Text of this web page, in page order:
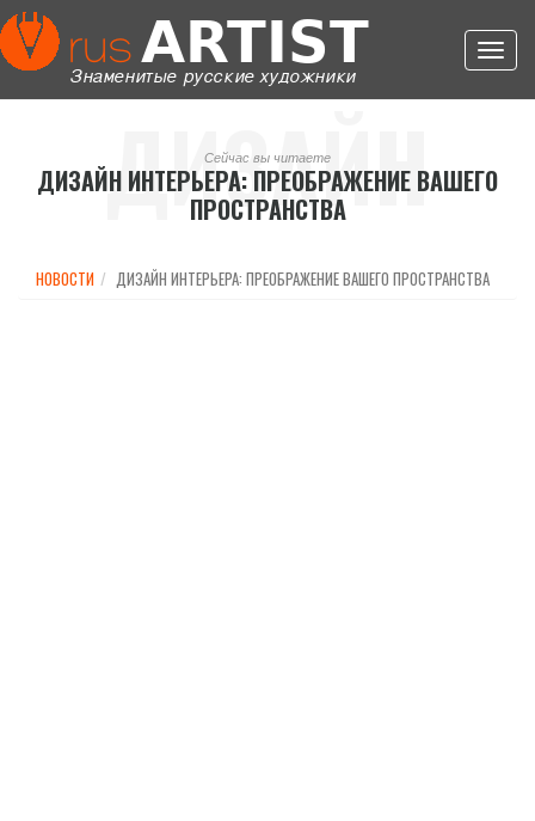
ДИЗАЙН
ИНТЕРЬЕРА:
Сейчас вы читаете
ДИЗАЙН ИНТЕРЬЕРА: ПРЕОБРАЖЕНИЕ ВАШЕГО
ПРОСТРАНСТВА
НОВОСТИ ДИЗАЙН ИНТЕРЬЕРА: ПРЕОБРАЖЕНИЕ ВАШЕГО ПРОСТРАНСТВА